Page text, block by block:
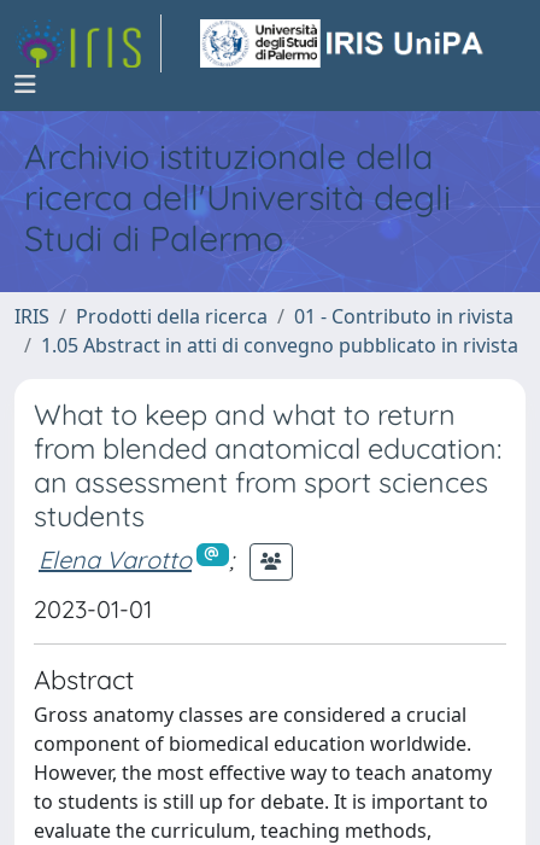
Archivio istituzionale della
ricerca dell'Università degli
Studi di Palermo
IRIS Prodotti della ricerca
01 - Contributo in rivista
1.05 Abstract in atti di convegno pubblicato in rivista
What to keep and what to return
from blended anatomical education:
an assessment from sport sciences
students
Elena Varotto
;
2023-01-01
Abstract
Gross anatomy classes are considered a crucial
component of biomedical education worldwide.
However, the most effective way to teach anatomy
to students is still up for debate. It is important to
evaluate the curriculum, teaching methods,